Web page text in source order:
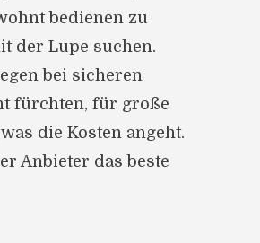
bedienen zu
der Lupe suchen.
bei sicheren
fürchten, für große
die Kosten angeht.
Anbieter das beste